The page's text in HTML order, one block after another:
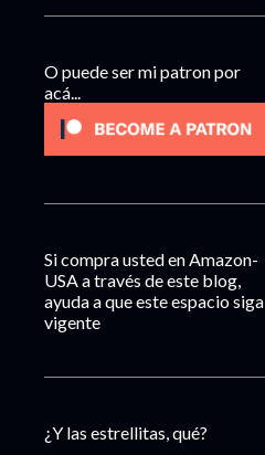
O puede ser mi patron por
acá...
Si compra usted en Amazon-
USA a través de este blog,
ayuda a que este espacio siga
vigente
¿Y las estrellitas, qué?